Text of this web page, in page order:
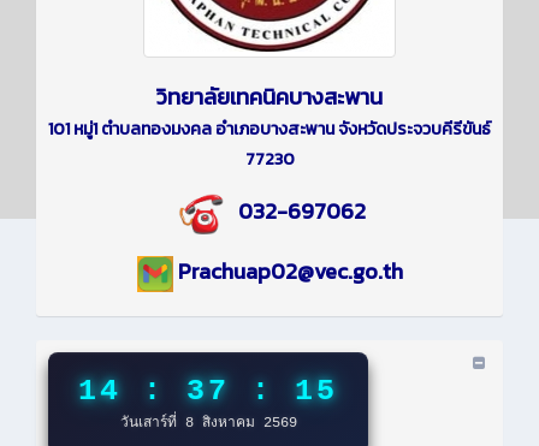
วิทยาลัยเทคนิคบางสะพาน
101 หมู่1 ตำบลทองมงคล อำเภอบางสะพาน จังหวัดประจวบคีรีขันธ์
77230
032-697062
Prachuap02@vec.go.th
14 : 37 : 15
วันเสาร์ที่ 8 สิงหาคม 2569